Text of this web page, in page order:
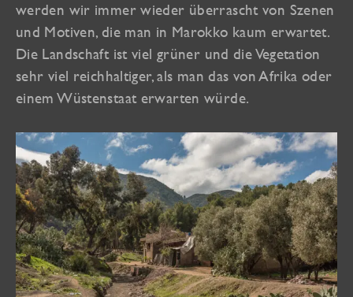
werden wir immer wieder überrascht von Szenen
und Motiven, die man in Marokko kaum erwartet.
Die Landschaft ist viel grüner und die Vegetation
sehr viel reichhaltiger, als man das von Afrika oder
einem Wüstenstaat erwarten würde.